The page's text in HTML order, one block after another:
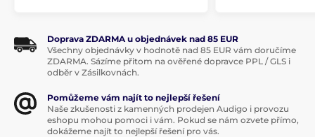
Doprava ZDARMA u objednávek nad 85 EUR
Všechny objednávky v hodnotě nad 85 EUR vám doručíme
ZDARMA. Sázíme přitom na ověřené dopravce PPL / GLS i
odběr v Zásilkovnách.
Pomůžeme vám najít to nejlepší řešení
Naše zkušenosti z kamenných prodejen Audigo i provozu
eshopu mohou pomoci i vám. Pokud se nám ozvete přímo,
dokážeme najít to nejlepší řešení pro vás.